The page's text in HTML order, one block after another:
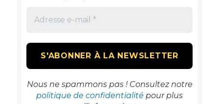
Nous ne spammons pas ! Consultez notre
politique de confidentialité pour plus